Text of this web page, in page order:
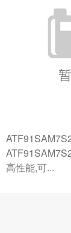
高性能,可...